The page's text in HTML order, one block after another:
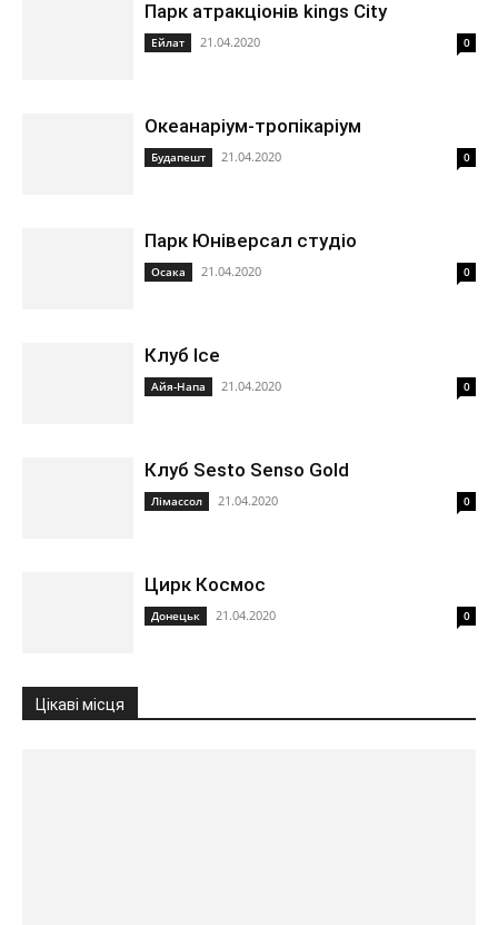
Парк атракціонів kings City
Ейлат 21.04.2020 0
Океанаріум-тропікаріум
Будапешт 21.04.2020 0
Парк Юніверсал студіо
Осака 21.04.2020 0
Клуб Ice
Айя-Напа 21.04.2020 0
Клуб Sesto Senso Gold
Лімассол 21.04.2020 0
Цирк Космос
Донецьк 21.04.2020 0
Цікаві місця